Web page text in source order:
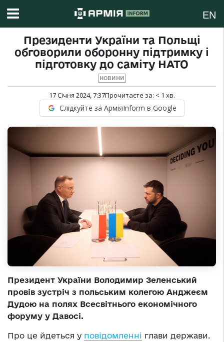
EN
Президенти України та Польщі
обговорили оборонну підтримку і
підготовку до саміту НАТО
НОВИНИ
17 Січня 2024, 7:37Прочитаєте за: < 1 хв.
Слідкуйте за АрміяInform в Google
Президент України Володимир Зеленський
провів зустріч з польським колегою Анджеєм
Дудою на полях Всесвітнього економічного
форуму у Давосі.
Про це йдеться у повідомленні глави держави.